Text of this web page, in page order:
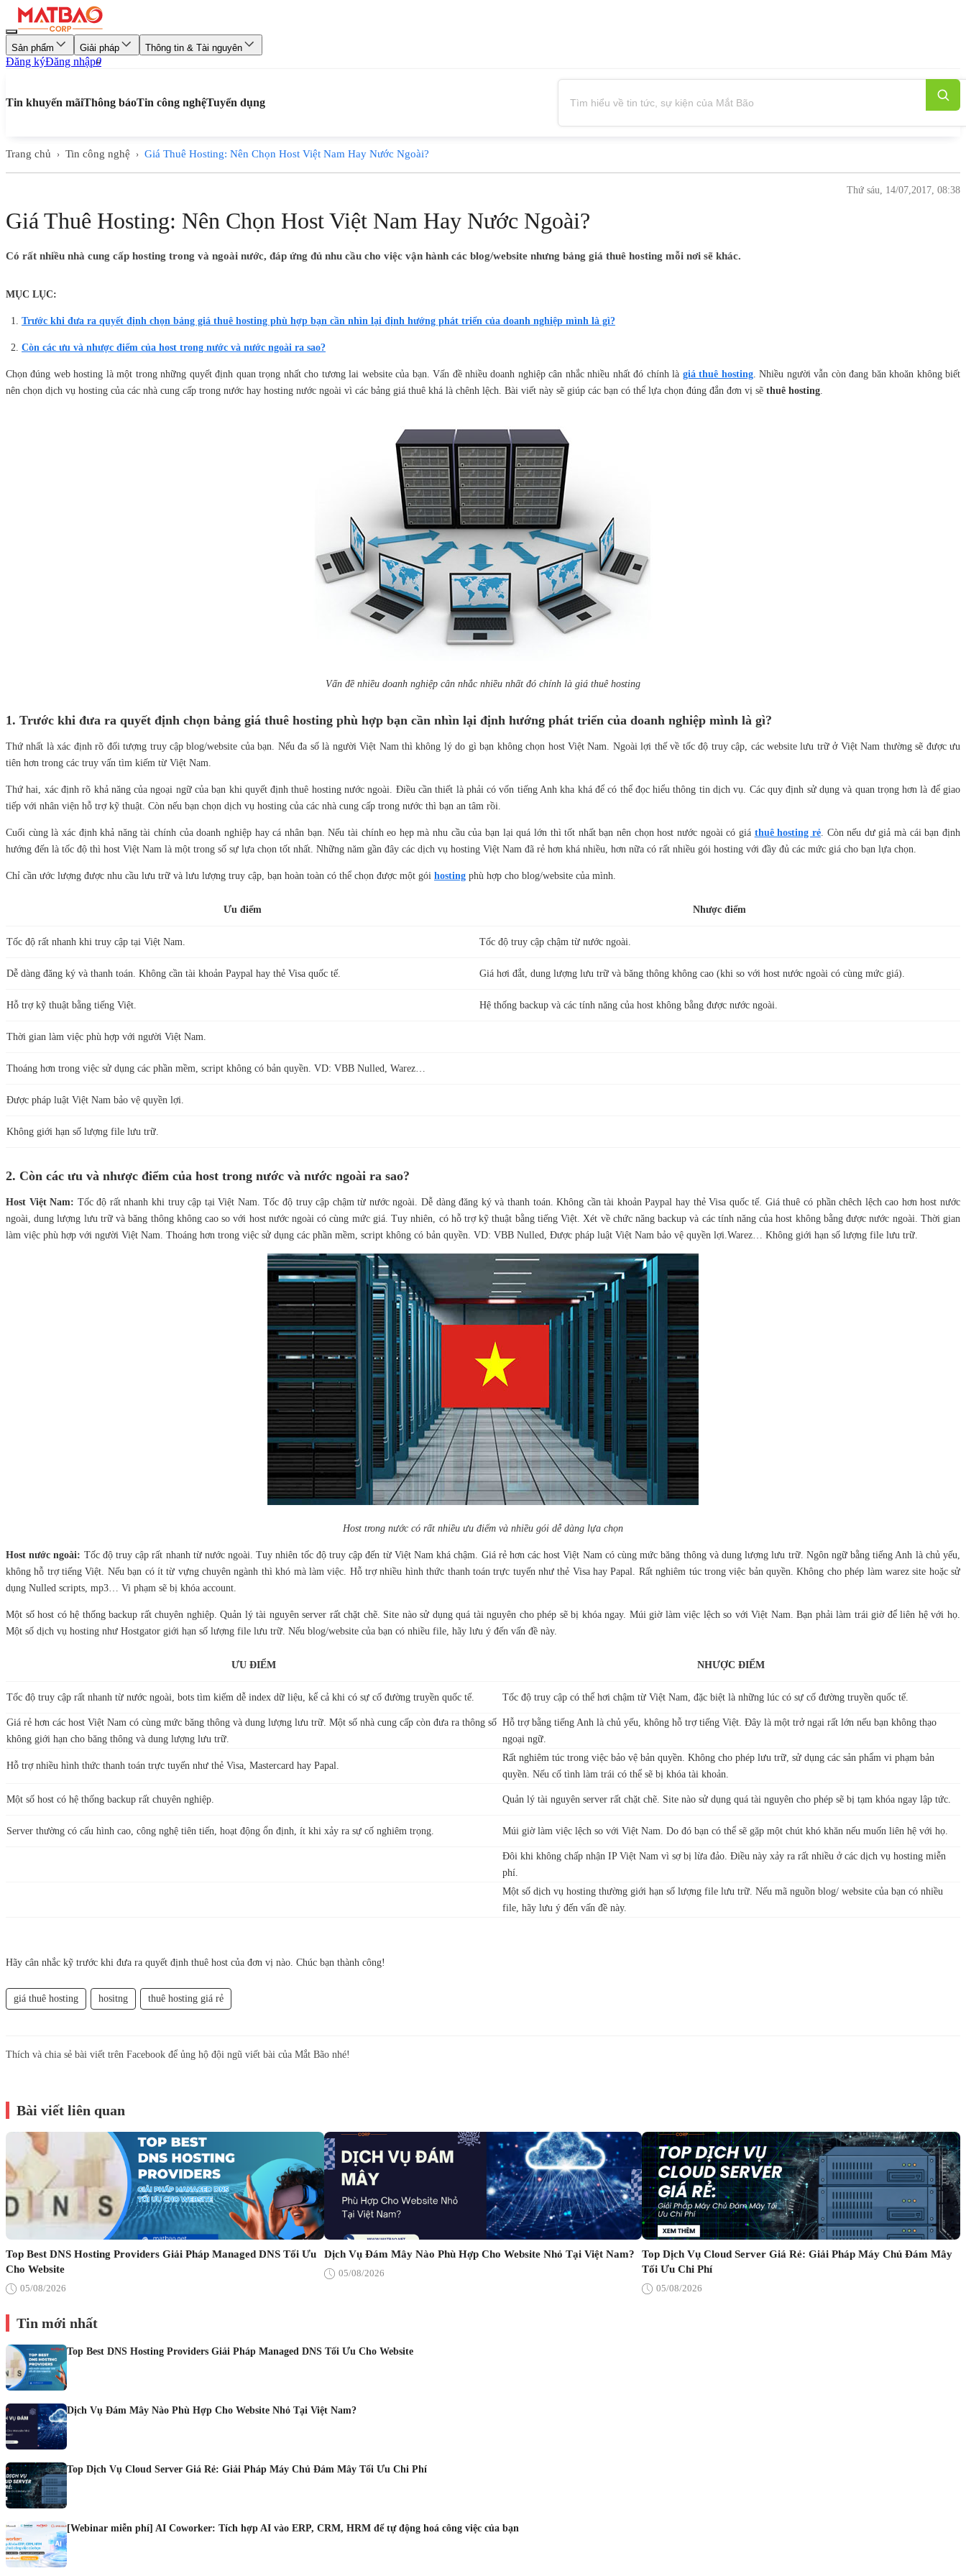
Sản phẩm Giải pháp Thông tin & Tài nguyên
Đăng kýĐăng nhập0
Tin khuyến mãiThông báoTin công nghệTuyển dụng
Trang chủ › Tin công nghệ › Giá Thuê Hosting: Nên Chọn Host Việt Nam Hay Nước Ngoài?
Thứ sáu, 14/07,2017, 08:38
Giá Thuê Hosting: Nên Chọn Host Việt Nam Hay Nước Ngoài?
Có rất nhiều nhà cung cấp hosting trong và ngoài nước, đáp ứng đủ nhu cầu cho việc vận hành các blog/website nhưng bảng giá thuê hosting mỗi nơi sẽ khác.
MỤC LỤC:
Trước khi đưa ra quyết định chọn bảng giá thuê hosting phù hợp bạn cần nhìn lại định hướng phát triển của doanh nghiệp mình là gì?
Còn các ưu và nhược điểm của host trong nước và nước ngoài ra sao?
Chọn đúng web hosting là một trong những quyết định quan trọng nhất cho tương lai website của bạn. Vấn đề nhiều doanh nghiệp cân nhắc nhiều nhất đó chính là giá thuê hosting. Nhiều người vẫn còn đang băn khoăn không biết
nên chọn dịch vụ hosting của các nhà cung cấp trong nước hay hosting nước ngoài vì các bảng giá thuê khá là chênh lệch. Bài viết này sẽ giúp các bạn có thể lựa chọn đúng đắn đơn vị sẽ thuê hosting.
Vấn đề nhiều doanh nghiệp cân nhắc nhiều nhất đó chính là giá thuê hosting
1. Trước khi đưa ra quyết định chọn bảng giá thuê hosting phù hợp bạn cần nhìn lại định hướng phát triển của doanh nghiệp mình là gì?
Thứ nhất là xác định rõ đối tượng truy cập blog/website của bạn. Nếu đa số là người Việt Nam thì không lý do gì bạn không chọn host Việt Nam. Ngoài lợi thế về tốc độ truy cập, các website lưu trữ ở Việt Nam thường sẽ được ưu
tiên hơn trong các truy vấn tìm kiếm từ Việt Nam.
Thứ hai, xác định rõ khả năng của ngoại ngữ của bạn khi quyết định thuê hosting nước ngoài. Điều cần thiết là phải có vốn tiếng Anh kha khá để có thể đọc hiểu thông tin dịch vụ. Các quy định sử dụng và quan trọng hơn là để giao
tiếp với nhân viện hỗ trợ kỹ thuật. Còn nếu bạn chọn dịch vụ hosting của các nhà cung cấp trong nước thì bạn an tâm rồi.
Cuối cùng là xác định khả năng tài chính của doanh nghiệp hay cá nhân bạn. Nếu tài chính eo hẹp mà nhu cầu của bạn lại quá lớn thì tốt nhất bạn nên chọn host nước ngoài có giá thuê hosting rẻ. Còn nếu dư giả mà cái bạn định
hướng đến là tốc độ thì host Việt Nam là một trong số sự lựa chọn tốt nhất. Những năm gần đây các dịch vụ hosting Việt Nam đã rẻ hơn khá nhiều, hơn nữa có rất nhiều gói hosting với đầy đủ các mức giá cho bạn lựa chọn.
Chỉ cần ước lượng được nhu cầu lưu trữ và lưu lượng truy cập, bạn hoàn toàn có thể chọn được một gói hosting phù hợp cho blog/website của mình.
Ưu điểm Nhược điểm
Tốc độ rất nhanh khi truy cập tại Việt Nam. Tốc độ truy cập chậm từ nước ngoài.
Dễ dàng đăng ký và thanh toán. Không cần tài khoản Paypal hay thẻ Visa quốc tế. Giá hơi đắt, dung lượng lưu trữ và băng thông không cao (khi so với host nước ngoài có cùng mức giá).
Hỗ trợ kỹ thuật bằng tiếng Việt. Hệ thống backup và các tính năng của host không bằng được nước ngoài.
Thời gian làm việc phù hợp với người Việt Nam.
Thoáng hơn trong việc sử dụng các phần mềm, script không có bản quyền. VD: VBB Nulled, Warez…
Được pháp luật Việt Nam bảo vệ quyền lợi.
Không giới hạn số lượng file lưu trữ.
2. Còn các ưu và nhược điểm của host trong nước và nước ngoài ra sao?
Host Việt Nam: Tốc độ rất nhanh khi truy cập tại Việt Nam. Tốc độ truy cập chậm từ nước ngoài. Dễ dàng đăng ký và thanh toán. Không cần tài khoản Paypal hay thẻ Visa quốc tế. Giá thuê có phần chêch lệch cao hơn host nước
ngoài, dung lượng lưu trữ và băng thông không cao so với host nước ngoài có cùng mức giá. Tuy nhiên, có hỗ trợ kỹ thuật bằng tiếng Việt. Xét về chức năng backup và các tính năng của host không bằng được nước ngoài. Thời gian
làm việc phù hợp với người Việt Nam. Thoáng hơn trong việc sử dụng các phần mềm, script không có bản quyền. VD: VBB Nulled, Được pháp luật Việt Nam bảo vệ quyền lợi.Warez… Không giới hạn số lượng file lưu trữ.
Host trong nước có rất nhiều ưu điểm và nhiều gói dễ dàng lựa chọn
Host nước ngoài: Tốc độ truy cập rất nhanh từ nước ngoài. Tuy nhiên tốc độ truy cập đến từ Việt Nam khá chậm. Giá rẻ hơn các host Việt Nam có cùng mức băng thông và dung lượng lưu trữ. Ngôn ngữ bằng tiếng Anh là chủ yếu,
không hỗ trợ tiếng Việt. Nếu bạn có ít từ vựng chuyên ngành thì khó mà làm việc. Hỗ trợ nhiều hình thức thanh toán trực tuyến như thẻ Visa hay Papal. Rất nghiêm túc trong việc bản quyền. Không cho phép làm warez site hoặc sử
dụng Nulled scripts, mp3… Vi phạm sẽ bị khóa account.
Một số host có hệ thống backup rất chuyên nghiệp. Quản lý tài nguyên server rất chặt chẽ. Site nào sử dụng quá tài nguyên cho phép sẽ bị khóa ngay. Múi giờ làm việc lệch so với Việt Nam. Bạn phải làm trái giờ để liên hệ với họ.
Một số dịch vụ hosting như Hostgator giới hạn số lượng file lưu trữ. Nếu blog/website của bạn có nhiều file, hãy lưu ý đến vấn đề này.
ƯU ĐIỂM NHƯỢC ĐIỂM
Tốc độ truy cập rất nhanh từ nước ngoài, bots tìm kiếm dễ index dữ liệu, kể cả khi có sự cố đường truyền quốc tế. Tốc độ truy cập có thể hơi chậm từ Việt Nam, đặc biệt là những lúc có sự cố đường truyền quốc tế.
Giá rẻ hơn các host Việt Nam có cùng mức băng thông và dung lượng lưu trữ. Một số nhà cung cấp còn đưa ra thông số
không giới hạn cho băng thông và dung lượng lưu trữ.
Hỗ trợ bằng tiếng Anh là chủ yếu, không hỗ trợ tiếng Việt. Đây là một trở ngại rất lớn nếu bạn không thạo
ngoại ngữ.
Hỗ trợ nhiều hình thức thanh toán trực tuyến như thẻ Visa, Mastercard hay Papal.
Rất nghiêm túc trong việc bảo vệ bản quyền. Không cho phép lưu trữ, sử dụng các sản phẩm vi phạm bản
quyền. Nếu cố tình làm trái có thể sẽ bị khóa tài khoản.
Một số host có hệ thống backup rất chuyên nghiệp. Quản lý tài nguyên server rất chặt chẽ. Site nào sử dụng quá tài nguyên cho phép sẽ bị tạm khóa ngay lập tức.
Server thường có cấu hình cao, công nghệ tiên tiến, hoạt động ổn định, ít khi xảy ra sự cố nghiêm trọng. Múi giờ làm việc lệch so với Việt Nam. Do đó bạn có thể sẽ gặp một chút khó khăn nếu muốn liên hệ với họ.
Đôi khi không chấp nhận IP Việt Nam vì sợ bị lừa đảo. Điều này xảy ra rất nhiều ở các dịch vụ hosting miễn
phí.
Một số dịch vụ hosting thường giới hạn số lượng file lưu trữ. Nếu mã nguồn blog/ website của bạn có nhiều
file, hãy lưu ý đến vấn đề này.
Hãy cân nhắc kỹ trước khi đưa ra quyết định thuê host của đơn vị nào. Chúc bạn thành công!
giá thuê hosting hositng thuê hosting giá rẻ
Thích và chia sẻ bài viết trên Facebook để ủng hộ đội ngũ viết bài của Mắt Bão nhé!
Bài viết liên quan
Top Best DNS Hosting Providers Giải Pháp Managed DNS Tối Ưu
Cho Website
05/08/2026
Dịch Vụ Đám Mây Nào Phù Hợp Cho Website Nhỏ Tại Việt Nam?
05/08/2026
Top Dịch Vụ Cloud Server Giá Rẻ: Giải Pháp Máy Chủ Đám Mây
Tối Ưu Chi Phí
05/08/2026
Tin mới nhất
Top Best DNS Hosting Providers Giải Pháp Managed DNS Tối Ưu Cho Website
Dịch Vụ Đám Mây Nào Phù Hợp Cho Website Nhỏ Tại Việt Nam?
Top Dịch Vụ Cloud Server Giá Rẻ: Giải Pháp Máy Chủ Đám Mây Tối Ưu Chi Phí
[Webinar miễn phí] AI Coworker: Tích hợp AI vào ERP, CRM, HRM để tự động hoá công việc của bạn